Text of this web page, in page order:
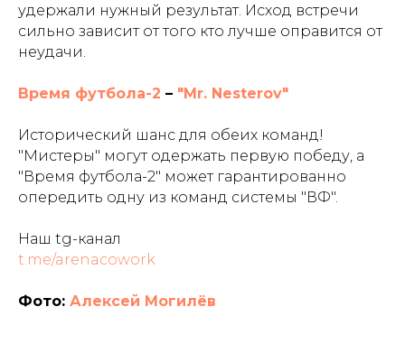
удержали нужный результат. Исход встречи
сильно зависит от того кто лучше оправится от
неудачи.
Время футбола-2 – "Mr. Nesterov"
Исторический шанс для обеих команд!
"Мистеры" могут одержать первую победу, а
"Время футбола-2" может гарантированно
опередить одну из команд системы "ВФ".
Наш tg-канал
t.me/arenacowork
Фото: Алексей Могилёв